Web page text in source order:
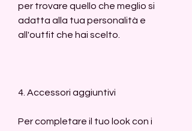
per trovare quello che meglio si
adatta alla tua personalità e
all'outfit che hai scelto.
4. Accessori aggiuntivi
Per completare il tuo look con i